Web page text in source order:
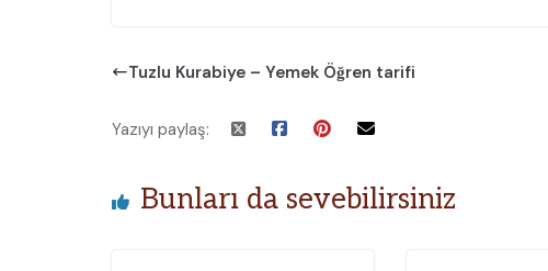
Tuzlu Kurabiye – Yemek Öğren tarifi
Yazıyı paylaş:
Bunları da sevebilirsiniz